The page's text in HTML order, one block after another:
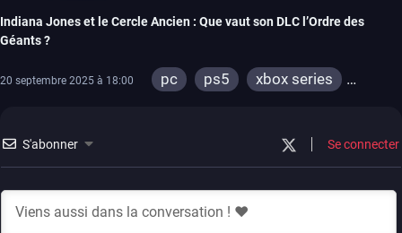
Indiana Jones et le Cercle Ancien : Que vaut son DLC l’Ordre des
Géants ?
20 septembre 2025 à 18:00 pc ps5
xbox series
S'abonner Se connecter